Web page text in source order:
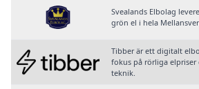
Svealands Elbolag
grön el i hela
Tibber är ett digitalt
fokus på rörliga elpriser
teknik.